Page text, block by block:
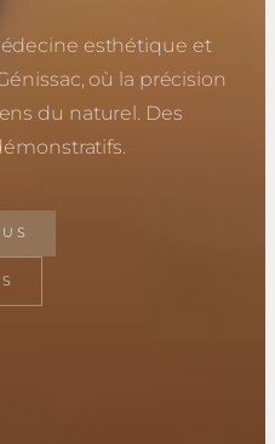
esthétique et
où la précision
du naturel. Des